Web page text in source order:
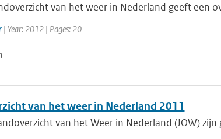
van het weer in Nederland geeft een
| Year: 2012 | Pages: 20
van het weer in Nederland 2011
van het Weer in Nederland (JOW)